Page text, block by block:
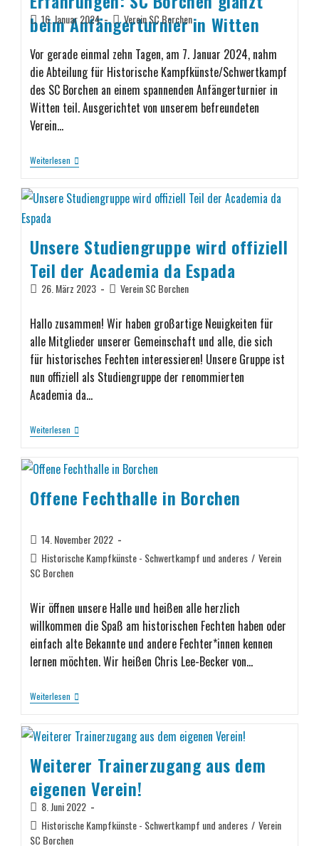
beim Anfängerturnier in Witten
16. Januar 2024 Verein SC Borchen
Vor gerade einmal zehn Tagen, am 7. Januar 2024, nahm
die Abteilung für Historische Kampfkünste/Schwertkampf
des SC Borchen an einem spannenden Anfängerturnier in
Witten teil. Ausgerichtet von unserem befreundeten
Verein…
Weiterlesen
Unsere Studiengruppe wird offiziell
Teil der Academia da Espada
26. März 2023 Verein SC Borchen
Hallo zusammen! Wir haben großartige Neuigkeiten für
alle Mitglieder unserer Gemeinschaft und alle, die sich
für historisches Fechten interessieren! Unsere Gruppe ist
nun offiziell als Studiengruppe der renommierten
Academia da…
Weiterlesen
Offene Fechthalle in Borchen
14. November 2022
Historische Kampfkünste - Schwertkampf und anderes / Verein
SC Borchen
Wir öffnen unsere Halle und heißen alle herzlich
willkommen die Spaß am historischen Fechten haben oder
einfach alte Bekannte und andere Fechter*innen kennen
lernen möchten. Wir heißen Chris Lee-Becker von…
Weiterlesen
Weiterer Trainerzugang aus dem
eigenen Verein!
8. Juni 2022
Historische Kampfkünste - Schwertkampf und anderes / Verein
SC Borchen